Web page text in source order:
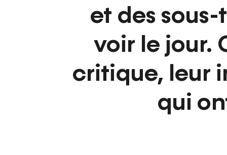
et des
voir le jour.
critique, leur
qui